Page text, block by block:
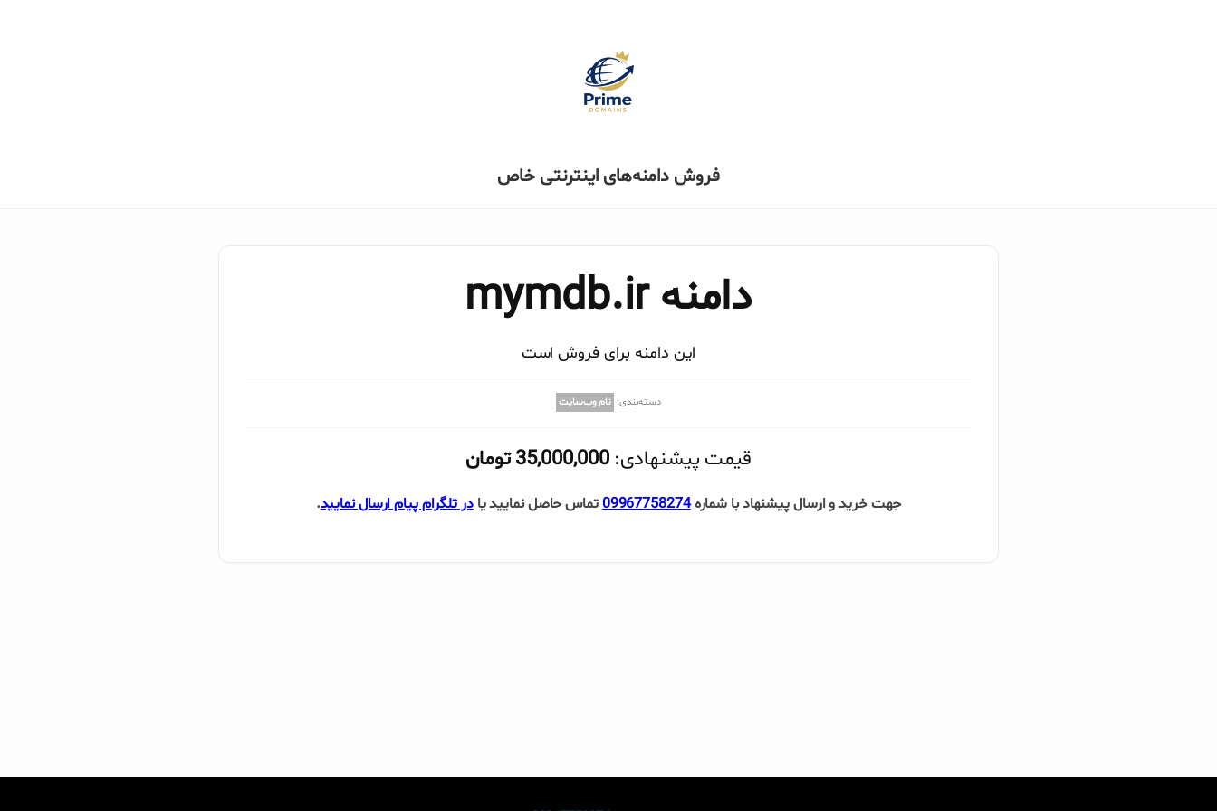
فروش دامنه‌های اینترنتی خاص
دامنه mymdb.ir
این دامنه برای فروش است
دسته‌بندی: نام وب‌سایت
قیمت پیشنهادی: 35,000,000 تومان
جهت خرید و ارسال پیشنهاد با شماره09967758274تماس حاصل نمایید یادر تلگرام پیام ارسال نمایید.